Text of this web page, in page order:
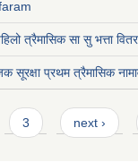
त्रैमासिक सा सु भत्ता
प्रथम त्रैमासिक
3 next ›